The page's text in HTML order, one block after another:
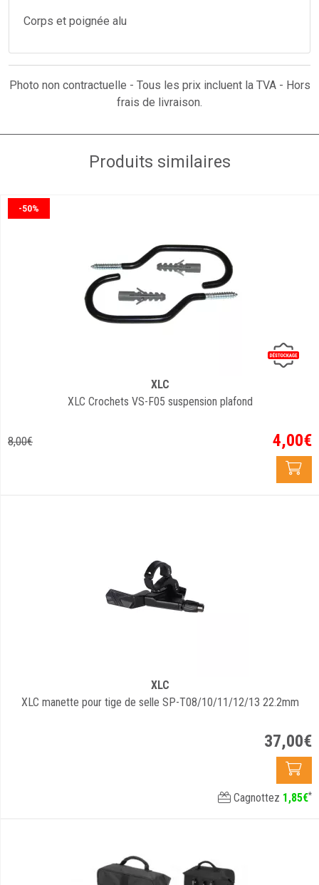
Corps et poignée alu
Photo non contractuelle - Tous les prix incluent la TVA - Hors
frais de livraison.
Produits similaires
-50%
XLC
XLC Crochets VS-F05 suspension plafond
8,00€ 4,00€
XLC
XLC manette pour tige de selle SP-T08/10/11/12/13 22.2mm
37,00€
Cagnottez 1,85€*